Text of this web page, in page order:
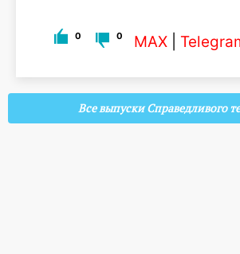
0 0 MAX
Все выпуски Справедливого